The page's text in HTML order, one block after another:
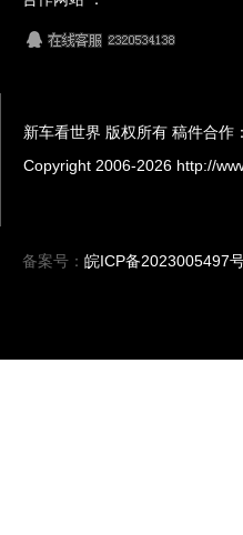
新车看世界 版权所有 稿件合作：
Copyright 2006-2026 http://
备案号： 皖ICP备2023005497